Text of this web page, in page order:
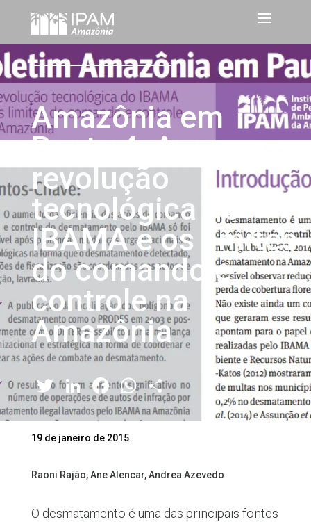
Amazônia em
Pauta 4: A
revolução
tecnológica do
IBAMA e os limites
do comando e
controle na
Amazônia
Twitter
LinkedIn
Facebook
WhatsApp
Share
19 de janeiro de 2015
Raoni Rajão, Ane Alencar, Andrea Azevedo
O desmatamento é uma das principais fontes